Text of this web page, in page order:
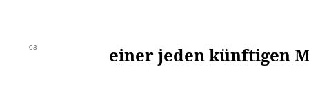
03 einer jeden künftigen